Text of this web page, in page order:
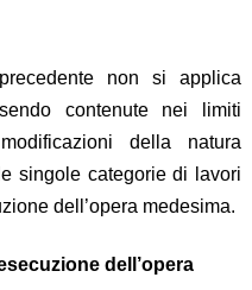
non si applica
contenute nei limiti
della natura
singole categorie di lavori
dell’opera medesima.
dell’opera